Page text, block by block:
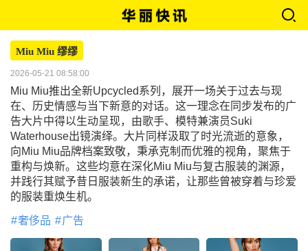
Miu Miu 缪缪
2026-05-21 08:58:00
Miu Miu推出全新Upcycled系列，展开一场关于过去与现
在、历史情感与当下新意的对话。这一理念在同步发布的广
告大片中得以生动呈现，由歌手、模特兼演员Suki
Waterhouse出镜演绎。大片同样汲取了时光流逝的意象，
向Miu Miu品牌档案致敬，秉承克制而优雅的视角，聚焦于
重构与焕新。这些均意在深化Miu Miu与复古服装的渊源，
并践行其赋予昔日服装新生的承诺，让那些曾被穿着与珍爱
的服装重焕生机。
奢侈品 广告